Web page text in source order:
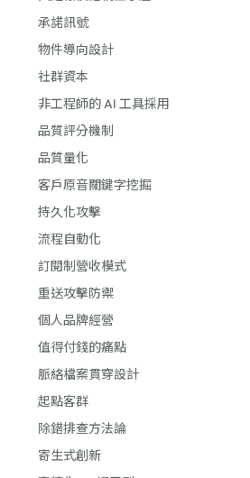
承諾訊號
物件導向設計
社群資本
非工程師的 AI 工具採用
品質評分機制
品質量化
客戶原音關鍵字挖掘
持久化攻擊
流程自動化
訂閱制營收模式
重送攻擊防禦
個人品牌經營
值得付錢的痛點
脈絡檔案貫穿設計
起點客群
除錯排查方法論
寄生式創新